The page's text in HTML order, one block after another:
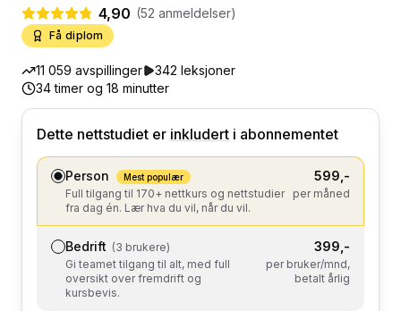
4,90 (52 anmeldelser)
Få diplom
11 059 avspillinger 342 leksjoner
34 timer og 18 minutter
Dette nettstudiet er inkludert i abonnementet
Person Mest populær
Full tilgang til 170+ nettkurs og nettstudier
fra dag én. Lær hva du vil, når du vil.
599 ,-
per måned
Bedrift (3 brukere)
Gi teamet tilgang til alt, med full
oversikt over fremdrift og
kursbevis.
399 ,-
per bruker/mnd,
betalt årlig